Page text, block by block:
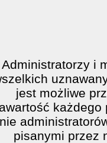
Administratorzy i
jest możliwe
każdego
nie
pisanymi przez